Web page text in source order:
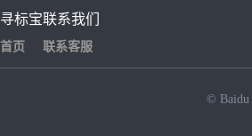
寻标宝
首页
联系我们
联系客服
© Baidu